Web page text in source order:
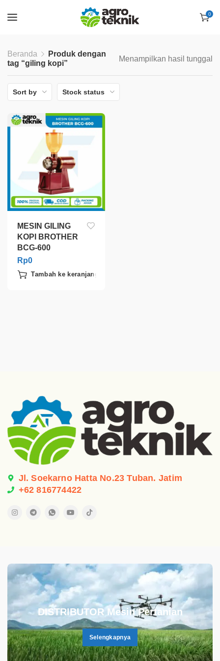
0
Beranda
Produk dengan
tag “giling kopi”
Menampilkan hasil tunggal
Sort by Stock status
MESIN GILING
KOPI BROTHER
BCG-600
Rp0
Tambah ke keranjang
Jl. Soekarno Hatta No.23 Tuban. Jatim
+62 816774422
.
DISTRIBUTOR Mesin Pertanian
Selengkapnya